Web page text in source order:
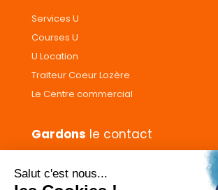
Services U
Courses U
U Location
Traiteur Coeur Lozère
Le Centre commercial
Gardons le contact
Donnez votre avis